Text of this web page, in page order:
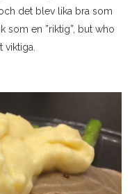
det blev lika bra som
som en ”riktig”, but who
viktiga.